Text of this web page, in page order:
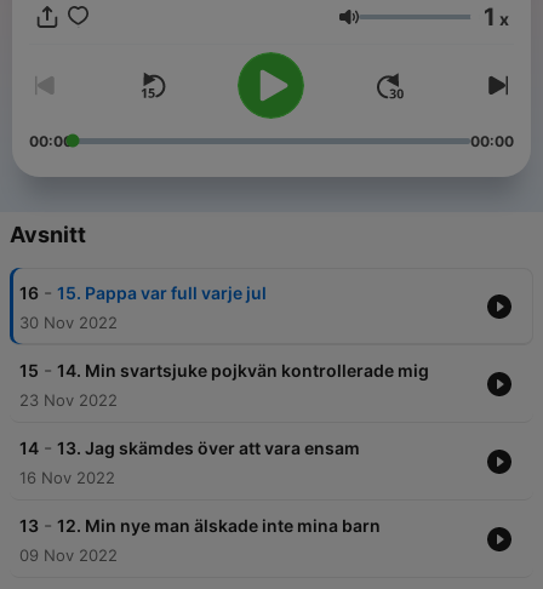
Volym 1 x
00:00 00:00
Avsnitt
16 - 15. Pappa var full varje jul
30 Nov 2022
15 - 14. Min svartsjuke pojkvän kontrollerade mig
23 Nov 2022
14 - 13. Jag skämdes över att vara ensam
16 Nov 2022
13 - 12. Min nye man älskade inte mina barn
09 Nov 2022